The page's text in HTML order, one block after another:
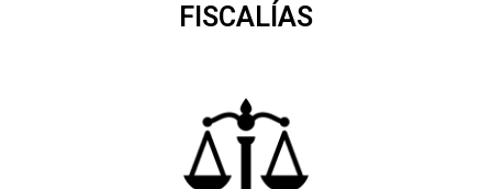
FISCALÍAS